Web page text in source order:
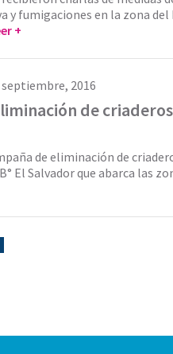
y fumigaciones en la zona del
+
septiembre, 2016
de
de eliminación de
El Salvador que abarca las